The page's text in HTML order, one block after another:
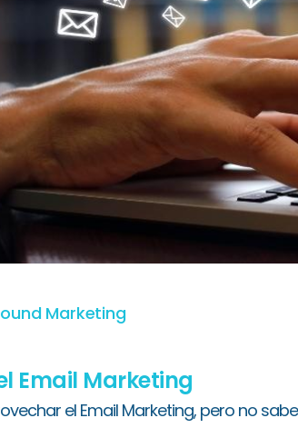
Marketing
Email Marketing
el Email Marketing, pero no